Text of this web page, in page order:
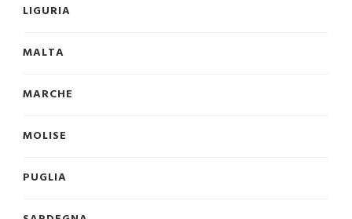
LIGURIA
MALTA
MARCHE
MOLISE
PUGLIA